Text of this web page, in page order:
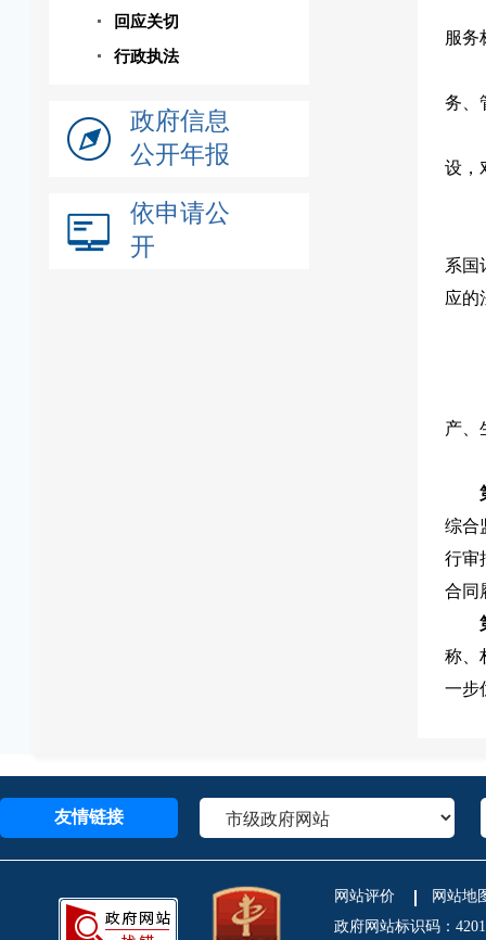
回应关切
行政执法
政府信息
公开年报
依申请公
开
服务
务、
设，
系国
应的
产、
综合
行审
合同
称、
一步
友情链接
网站评价
网站地
政府网站标识码：